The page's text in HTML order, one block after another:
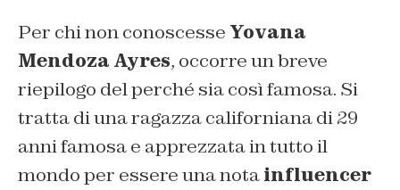
Per chi non conoscesse Yovana
Mendoza Ayres, occorre un breve
riepilogo del perché sia così famosa. Si
tratta di una ragazza californiana di 29
anni famosa e apprezzata in tutto il
mondo per essere una notainfluencer